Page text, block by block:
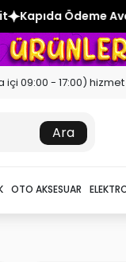
Tüm Kartlara
içi 09:00 - 17:00)
Ara
OTO AKSESUAR